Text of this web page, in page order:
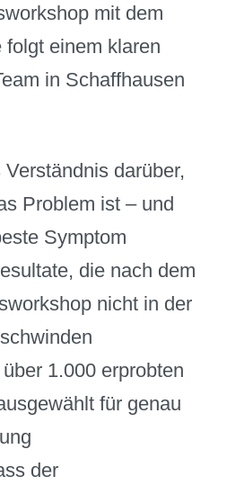
mit dem
einem klaren
in Schaffhausen
darüber,
Problem ist – und
Symptom
die nach dem
nicht in der
1.000 erprobten
für genau
der